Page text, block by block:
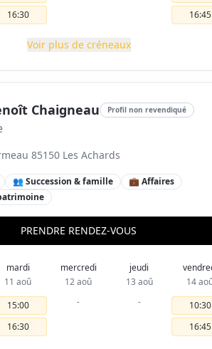
16:30
16:45
Voir plus de créneaux
Chaigneau Profil non revendiqué
85150 Les Achards
👥 Succession & famille
💼 Affaires
PRENDRE RENDEZ-VOUS
mardi
11 aoû
15:00
16:30
mercredi
12 aoû
-
jeudi
13 aoû
-
14
10:30
16:45